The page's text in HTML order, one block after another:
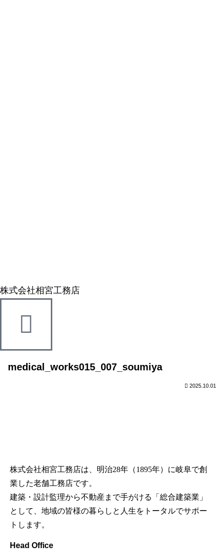
株式会社相宮工務店
medical_works015_007_soumiya
2025.10.01
株式会社相宮工務店は、 明治28年（1895年）に岐阜で創
業した老舗工務店です。
建築・設計監理から不動産まで手がける「総合建築業」
として、地域の皆様の暮らしと人生をトータルでサポー
トします。
Head Office